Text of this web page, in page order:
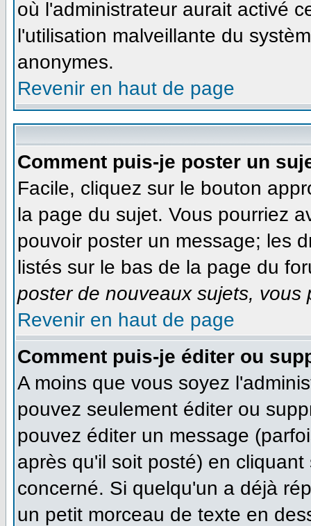
où l'administrateur aurait activé
l'utilisation malveillante du
anonymes.
Revenir en haut de page
Comment puis-je poster un
Facile, cliquez sur le bouton
la page du sujet. Vous pourriez
pouvoir poster un message; les
listés sur le bas de la page du
poster de nouveaux sujets, vous
Revenir en haut de page
Comment puis-je éditer ou
A moins que vous soyez
pouvez seulement éditer ou
pouvez éditer un message
après qu'il soit posté) en
concerné. Si quelqu'un a déjà
un petit morceau de texte en